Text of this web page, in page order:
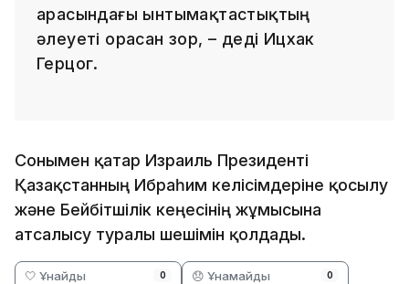
арасындағы ынтымақтастықтың
әлеуеті орасан зор, – деді Ицхак
Герцог.
Сонымен қатар Израиль Президенті
Қазақстанның Ибраһим келісімдеріне қосылу
және Бейбітшілік кеңесінің жұмысына
атсалысу туралы шешімін қолдады.
🤍 Ұнайды 0 😞 Ұнамайды 0